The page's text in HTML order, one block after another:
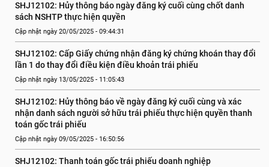
SHJ12102: Hủy thông báo ngày đăng ký cuối cùng chốt danh
sách NSHTP thực hiện quyền
Cập nhật ngày 20/05/2025 - 09:44:31
SHJ12102: Cấp Giấy chứng nhận đăng ký chứng khoán thay đổi
lần 1 do thay đổi điều kiện điều khoản trái phiếu
Cập nhật ngày 13/05/2025 - 11:05:43
SHJ12102: Hủy thông báo về ngày đăng ký cuối cùng và xác
nhận danh sách người sở hữu trái phiếu thực hiện quyền thanh
toán gốc trái phiếu
Cập nhật ngày 09/05/2025 - 16:50:56
SHJ12102: Thanh toán gốc trái phiếu doanh nghiệp